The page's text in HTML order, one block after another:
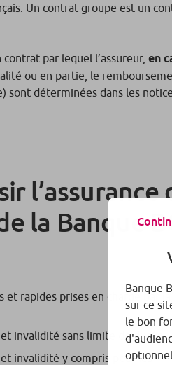
Un contrat groupe est un
contrat par lequel l’assureur, en
ou en partie, le
sont déterminées dans les
l’assurance
la Banque
et rapides prises en charge par la
invalidité sans limite de durée ;
invalidité y compris pour les
Banque
sur ce
le bon